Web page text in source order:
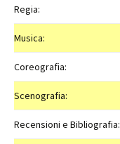
Regia:
Musica:
Coreografia:
Scenografia:
Recensioni e Bibliografia: